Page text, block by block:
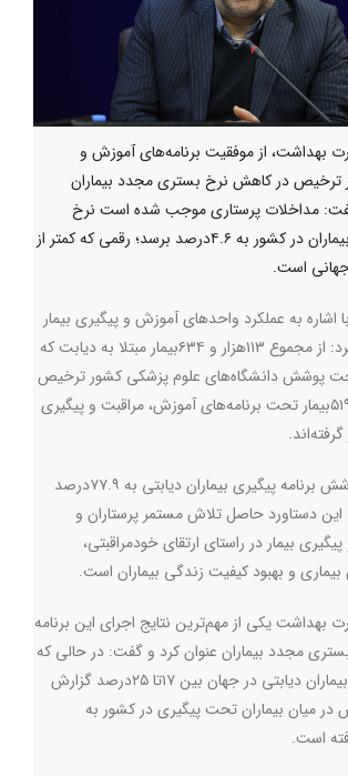
بهداشت، از موفقیت برنامه‌های آموزش و
ترخیص در کاهش نرخ بستری مجدد بیماران
مداخلات پرستاری موجب شده است نرخ
بستری مجدد این بیماران در کشور به ۴.۶درصد برسد؛ رقمی که کمتر از
است.
اشاره به عملکرد واحدهای آموزش و پیگیری بیمار
در سال ۱۴۰۴اظهار کرد: از مجموع ۱۱۳هزار و ۶۳۴بیمار مبتلا به دیابت که
پوشش دانشگاه‌های علوم پزشکی کشور ترخیص
شده‌اند، ۸۸هزار و ۵۱۹بیمار تحت برنامه‌های آموزش، مراقبت و پیگیری
وی با بیان اینکه پوشش برنامه پیگیری بیماران دیابتی به ۷۷.۹درصد
این دستاورد حاصل تلاش مستمر پرستاران و
بیمار در راستای ارتقای خودمراقبتی،
و بهبود کیفیت زندگی بیماران است.
بهداشت یکی از مهم‌ترین نتایج اجرای این برنامه
مجدد بیماران عنوان کرد و گفت: در حالی که
نرخ بستری مجدد بیماران دیابتی در جهان بین ۱۷تا ۲۵درصد گزارش
میان بیماران تحت پیگیری در کشور به